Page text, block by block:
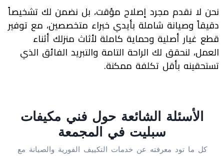
نحن لا نقدم مجرد إصلاح مؤقت، بل نضمن لك تشخيصاً
دقيقاً وصيانة شاملة بأيدي خبراء متخصصين، مع توفير
قطع غيار أصلية وحماية كاملة لأثاث منزلك أثناء
العمل، لنحقق لك الراحة التامة والتبريد الفائق الذي
تستحقينه بأقل تكلفة ممكنة.
الأسئلة الشائعة حول فني مكيفات
سبليت في المجمعة
كل ما تود معرفته عن خدمات التكييف الفورية والصيانة مع